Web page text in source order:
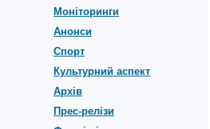
Моніторинги
Анонси
Спорт
Культурний аспект
Архів
Прес-релізи